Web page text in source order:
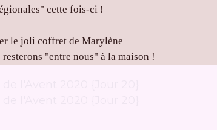
cette fois-ci !
le joli coffret de Marylène
"entre nous" à la maison !